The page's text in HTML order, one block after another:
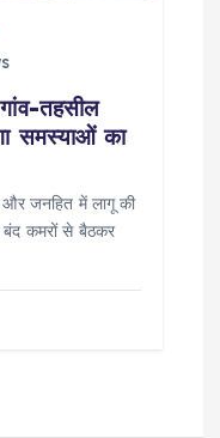
तहसील
समस्याओं का
जनहित में लागू की
बंद कमरों से बैठकर